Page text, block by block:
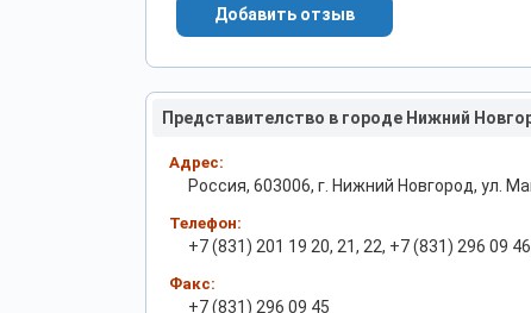
Добавить отзыв
Представителство в городе Нижний
Адрес:
Россия, 603006, г. Нижний Новгород, ул.
Телефон:
+7 (831) 201 19 20, 21, 22, +7 (831) 296 09
Факс:
+7 (831) 296 09 45